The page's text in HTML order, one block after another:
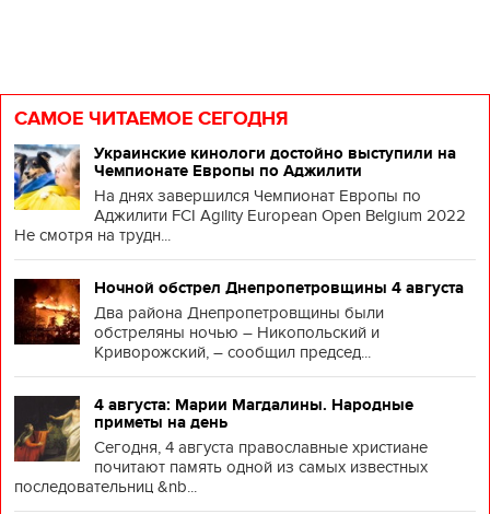
САМОЕ ЧИТАЕМОЕ СЕГОДНЯ
Украинские кинологи достойно выступили на
Чемпионате Европы по Аджилити
На днях завершился Чемпионат Европы по
Аджилити FCI Agility European Open Belgium 2022
Не смотря на трудн...
Ночной обстрел Днепропетровщины 4 августа
Два района Днепропетровщины были
обстреляны ночью – Никопольский и
Криворожский, – сообщил председ...
4 августа: Марии Магдалины. Народные
приметы на день
Сегодня, 4 августа православные христиане
почитают память одной из самых известных
последовательниц &nb...